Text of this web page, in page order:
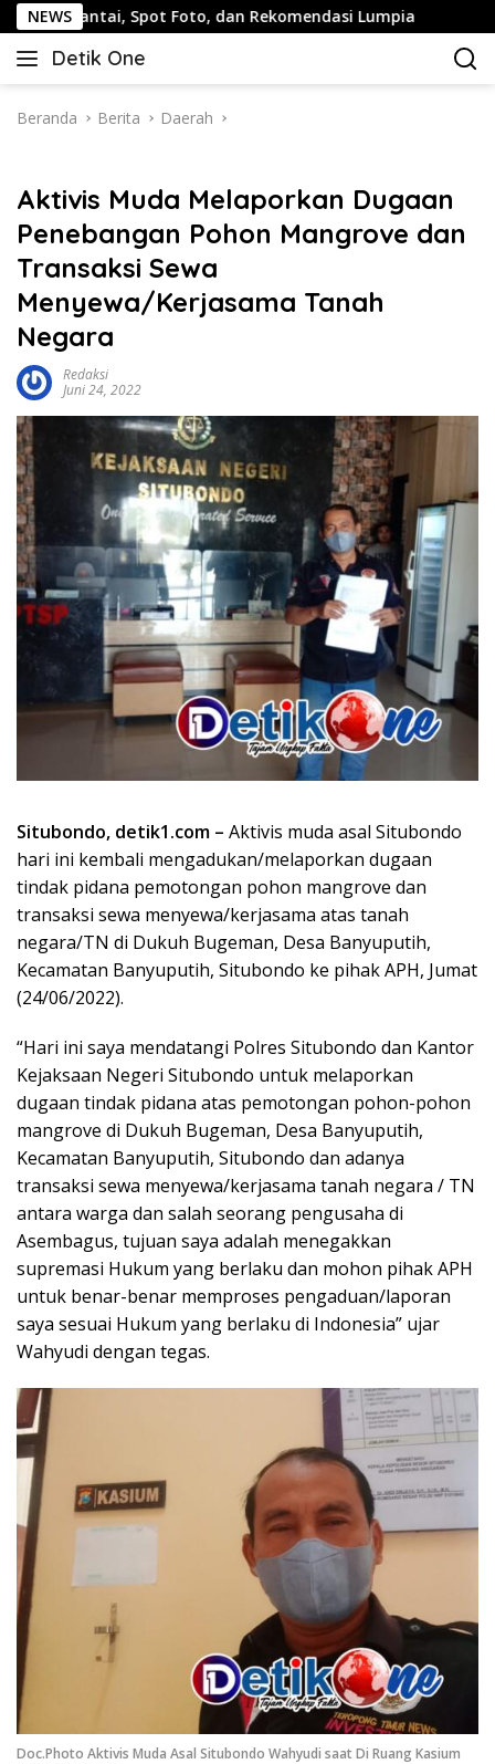
Langsung
ke
konten
NEWSFoto, dan Rekomendasi Lumpia Panduan
Detik One
Tajam
Fakta
Beranda Berita Daerah
Aktivis Muda Melaporkan Dugaan
Penebangan Pohon Mangrove dan
Transaksi Sewa
Menyewa/Kerjasama Tanah
Negara
Redaksi
Juni 24, 2022
Situbondo, detik1.com – Aktivis muda asal Situbondo
hari ini kembali mengadukan/melaporkan dugaan
tindak pidana pemotongan pohon mangrove dan
transaksi sewa menyewa/kerjasama atas tanah
negara/TN di Dukuh Bugeman, Desa Banyuputih,
Kecamatan Banyuputih, Situbondo ke pihak APH, Jumat
(24/06/2022).
“Hari ini saya mendatangi Polres Situbondo dan Kantor
Kejaksaan Negeri Situbondo untuk melaporkan
dugaan tindak pidana atas pemotongan pohon-pohon
mangrove di Dukuh Bugeman, Desa Banyuputih,
Kecamatan Banyuputih, Situbondo dan adanya
transaksi sewa menyewa/kerjasama tanah negara / TN
antara warga dan salah seorang pengusaha di
Asembagus, tujuan saya adalah menegakkan
supremasi Hukum yang berlaku dan mohon pihak APH
untuk benar-benar memproses pengaduan/laporan
saya sesuai Hukum yang berlaku di Indonesia” ujar
Wahyudi dengan tegas.
Doc.Photo Aktivis Muda Asal Situbondo Wahyudi saat Di Ruang Kasium